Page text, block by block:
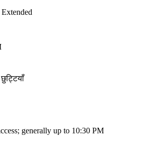
generally up to 10:30 PM